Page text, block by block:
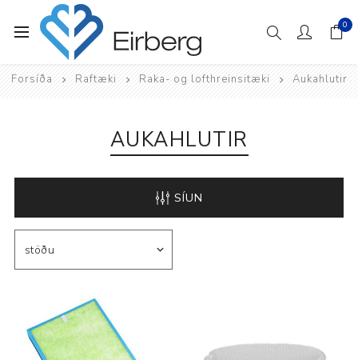
0
Forsíða Raftæki Raka- og lofthreinsitæki Aukahlutir
AUKAHLUTIR
SÍUN